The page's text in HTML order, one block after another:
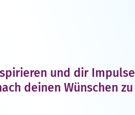
und dir Impulse
deinen Wünschen zu